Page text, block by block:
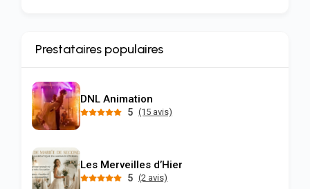
Prestataires populaires
DNL Animation
5 (15 avis)
Les Merveilles d’Hier
5 (2 avis)